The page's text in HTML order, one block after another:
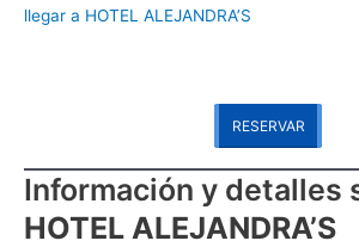
llegar a HOTEL ALEJANDRA’S
RESERVAR
Información y detalles
HOTEL ALEJANDRA’S